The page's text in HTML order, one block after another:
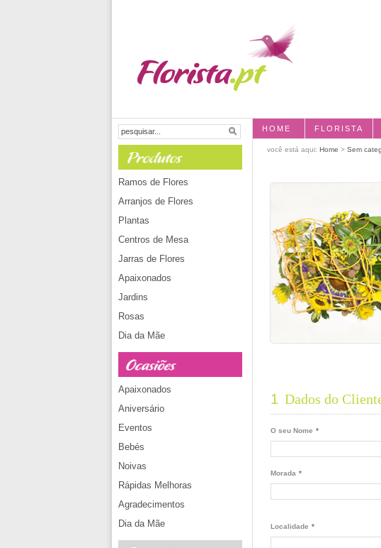
HOME FLORISTA
você está aqui: Home > Sem
1 Dados do
O seu Nome *
Morada *
Localidade *
Ramos de Flores
Arranjos de Flores
Plantas
Centros de Mesa
Jarras de Flores
Apaixonados
Jardins
Rosas
Dia da Mãe
Apaixonados
Aniversário
Eventos
Bebés
Noivas
Rápidas Melhoras
Agradecimentos
Dia da Mãe